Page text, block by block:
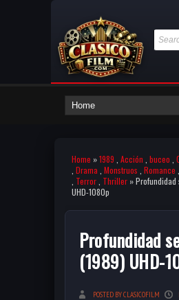
Home »1989 Acción buceo
Drama Monstruos Romance
Terror Thriller » Profundidad
UHD-1080p
Profundidad
(1989) UHD-
POSTED BY CLASICOFILM